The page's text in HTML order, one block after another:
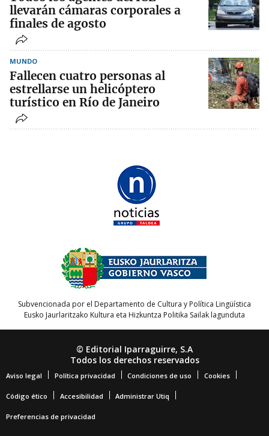
llevarán cámaras corporales a
finales de agosto
MUNDO
Fallecen cuatro personas al
estrellarse un helicóptero
turístico en Río de Janeiro
Subvencionada por el Departamento de Cultura y Política Lingüística
Eusko Jaurlaritzako Kultura eta Hizkuntza Politika Sailak lagunduta
© Editorial Iparraguirre, S.A
Todos los derechos reservados
Aviso legal Política privacidad Condiciones de uso Cookies
Código ético Accesibilidad Administrar Utiq
Preferencias de privacidad